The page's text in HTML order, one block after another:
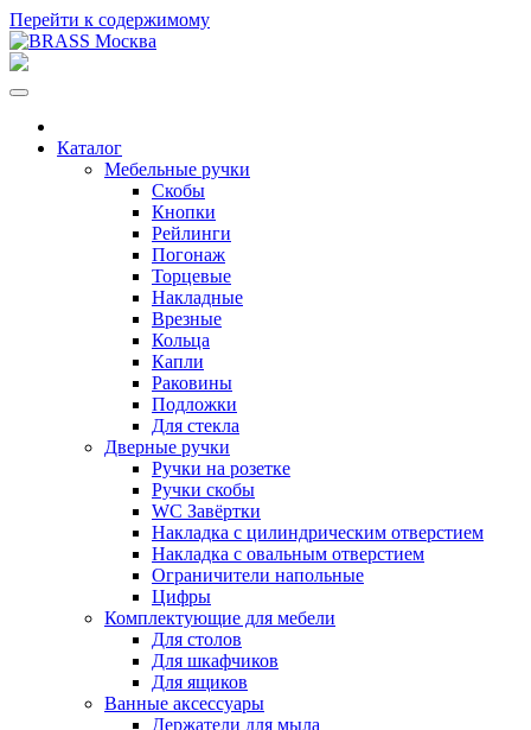
Перейти к содержимому
Каталог
Мебельные ручки
Скобы
Кнопки
Рейлинги
Погонаж
Торцевые
Накладные
Врезные
Кольца
Капли
Раковины
Подложки
Для стекла
Дверные ручки
Ручки на розетке
Ручки скобы
WC Завёртки
Накладка с цилиндрическим отверстием
Накладка с овальным отверстием
Ограничители напольные
Цифры
Комплектующие для мебели
Для столов
Для шкафчиков
Для ящиков
Ванные аксессуары
Держатели для мыла